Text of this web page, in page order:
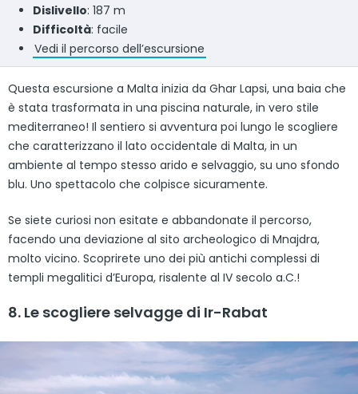
Dislivello: 187 m
Difficoltà: facile
Vedi il percorso dell’escursione
Questa escursione a Malta inizia da Ghar Lapsi, una baia che
è stata trasformata in una piscina naturale, in vero stile
mediterraneo! Il sentiero si avventura poi lungo le scogliere
che caratterizzano il lato occidentale di Malta, in un
ambiente al tempo stesso arido e selvaggio, su uno sfondo
blu. Uno spettacolo che colpisce sicuramente.
Se siete curiosi non esitate e abbandonate il percorso,
facendo una deviazione al sito archeologico di Mnajdra,
molto vicino. Scoprirete uno dei più antichi complessi di
templi megalitici d’Europa, risalente al IV secolo a.C.!
8. Le scogliere selvagge di Ir-Rabat